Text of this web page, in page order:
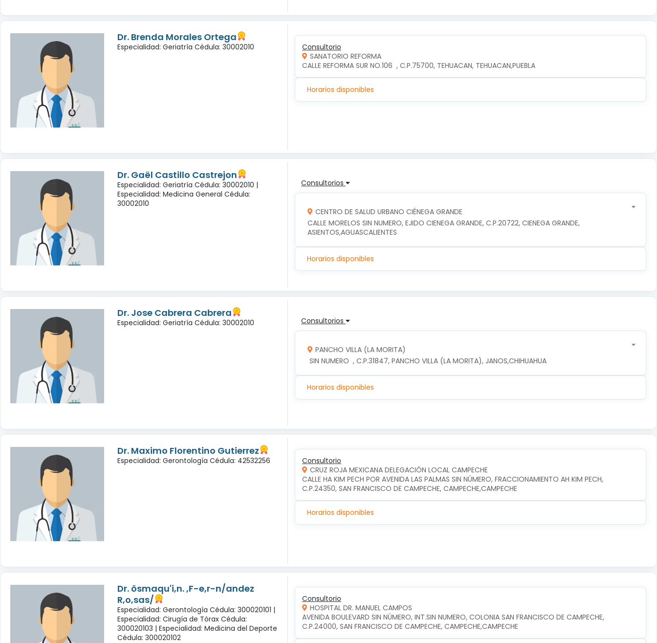
Dr. Brenda Morales Ortega
Especialidad: Geriatría Cédula: 30002010
Consultorio
SANATORIO REFORMA
CALLE REFORMA SUR NO.106  , C.P.75700, TEHUACAN, TEHUACAN,PUEBLA
Horarios disponibles
Dr. Gaël Castillo Castrejon
Especialidad: Geriatría Cédula: 30002010 |
Especialidad: Medicina General Cédula:
30002010
Consultorios
CENTRO DE SALUD URBANO CIÉNEGA GRANDE
CALLE MORELOS SIN NUMERO, EJIDO CIENEGA GRANDE, C.P.20722, CIENEGA GRANDE,
ASIENTOS,AGUASCALIENTES
Horarios disponibles
Dr. Jose Cabrera Cabrera
Especialidad: Geriatría Cédula: 30002010 Consultorios
PANCHO VILLA (LA MORITA)
SIN NUMERO  , C.P.31847, PANCHO VILLA (LA MORITA), JANOS,CHIHUAHUA
Horarios disponibles
Dr. Maximo Florentino Gutierrez
Especialidad: Gerontología Cédula: 42532256
Consultorio
CRUZ ROJA MEXICANA DELEGACIÓN LOCAL CAMPECHE
CALLE HA KIM PECH POR AVENIDA LAS PALMAS SIN NÚMERO, FRACCIONAMIENTO AH KIM PECH,
C.P.24350, SAN FRANCISCO DE CAMPECHE, CAMPECHE,CAMPECHE
Horarios disponibles
Dr. ösmaqu'i,n. ,F-e,r-n/andez
R,o,sas/
Especialidad: Gerontología Cédula: 300020101 |
Especialidad: Cirugía de Tórax Cédula:
300020103 | Especialidad: Medicina del Deporte
Cédula: 300020102
Consultorio
HOSPITAL DR. MANUEL CAMPOS
AVENIDA BOULEVARD SIN NÚMERO, INT.SIN NUMERO, COLONIA SAN FRANCISCO DE CAMPECHE,
C.P.24000, SAN FRANCISCO DE CAMPECHE, CAMPECHE,CAMPECHE